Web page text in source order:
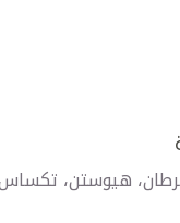
هيوستن،